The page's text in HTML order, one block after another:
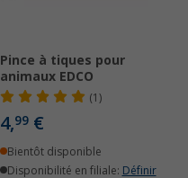
Pince à tiques pour
animaux EDCO
(1)
4,99 €
Bientôt disponible
Disponibilité en filiale: Définir